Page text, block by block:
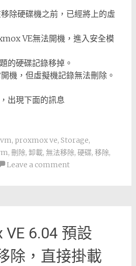
除硬碟機之前，已經將上的虛
VE無法開機，進入安全模
的硬碟記錄移掉。
機，但虛擬機記錄無法刪除。
出現下面的訊息
, proxmox ve, Storage,
, 刪除, 卸載, 無法移除, 硬碟, 移除,
Leave a comment
VE 6.04 預設
除，直接掛載